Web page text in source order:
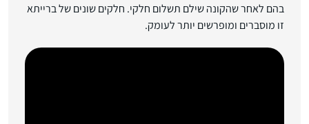
בהם לאחר שהקונה שילם תשלום חלקי. חלקים שונים של ברייתא
זו מוסברים ומופרשים יותר לעומק.